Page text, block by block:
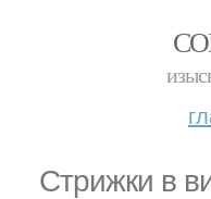
Стрижки в